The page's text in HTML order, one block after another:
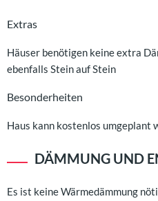
Extras
Häuser benötigen keine extra
ebenfalls Stein auf Stein
Besonderheiten
Haus kann kostenlos umgeplant
DÄMMUNG UND
Es ist keine Wärmedämmung